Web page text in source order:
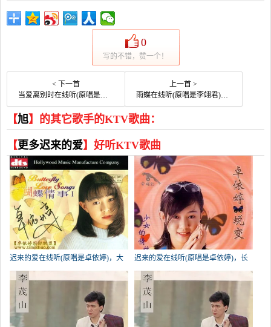
0
写的不错，赞一个！
< 下一首
当爱离别时在线听(原唱是龙梅子)，钧宝演唱点播:296次
上一首 >
雨蝶在线听(原唱是李翊君)，何潇演唱点播:94次
【旭】的其它歌手的KTV歌曲：
【更多迟来的爱】好听KTV歌曲
迟来的爱在线听(原唱是卓依婷)，大
脚姐演唱点播:649次
迟来的爱在线听(原唱是卓依婷)，长
运茶行演唱点播:269次